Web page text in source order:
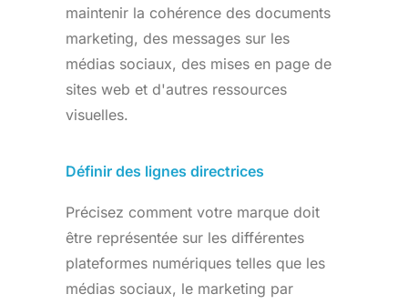
maintenir la cohérence des documents
marketing, des messages sur les
médias sociaux, des mises en page de
sites web et d'autres ressources
visuelles.
Définir des lignes directrices
Précisez comment votre marque doit
être représentée sur les différentes
plateformes numériques telles que les
médias sociaux, le marketing par